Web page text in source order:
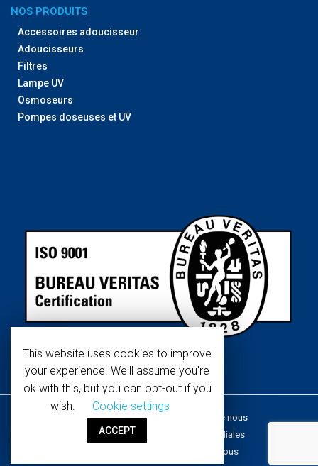
NOS PRODUITS
Accessoires adoucisseur
Adoucisseurs
Filtres
Lampe UV
Osmoseurs
Pompes doseuses et UV
Copyright © 2019 WaterTech.
Tous les droits sont réservés.
À propos de nous
Réseau de filiales
Contactez-nous
This website uses cookies to improve
your experience. We'll assume you're
ok with this, but you can opt-out if you
wish.
Cookie settings
ACCEPT